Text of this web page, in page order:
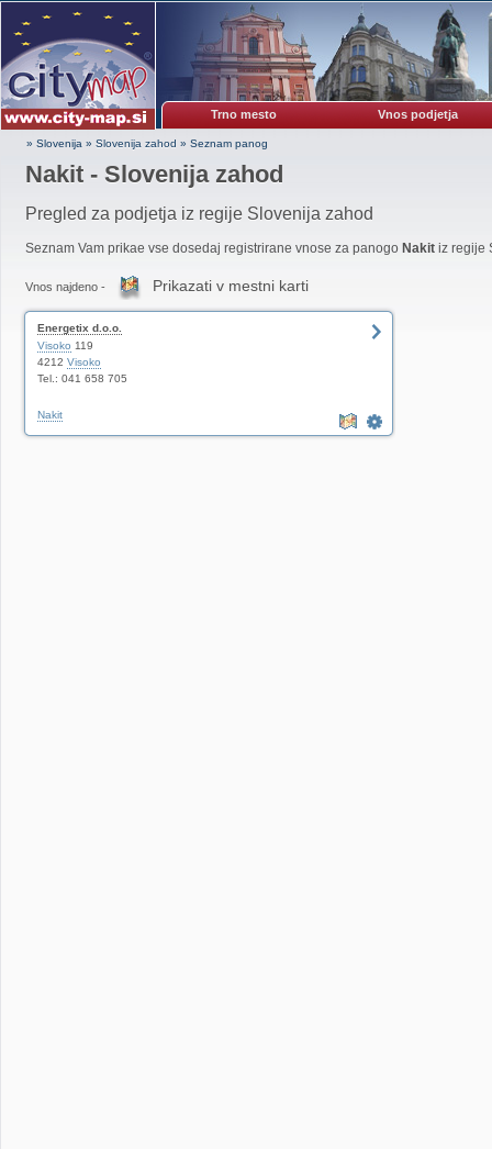
Trno mesto Vnos podjetja
» Slovenija » Slovenija zahod » Seznam panog
Nakit - Slovenija zahod
Pregled za podjetja iz regije Slovenija zahod
Seznam Vam prikae vse dosedaj registrirane vnose za panogo Nakit iz regije
Vnos najdeno - Prikazati v mestni karti
Energetix d.o.o.
Visoko 119
4212 Visoko
Tel.: 041 658 705
Nakit